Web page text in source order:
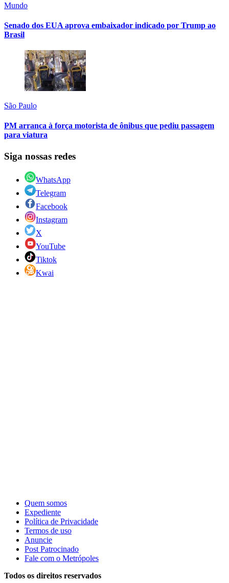
Mundo
Senado dos EUA aprova embaixador indicado por Trump ao
Brasil
São Paulo
PM arranca à força motorista de ônibus que pediu passagem
para viatura
Siga nossas redes
WhatsApp
Telegram
Facebook
Instagram
X
YouTube
Tiktok
Kwai
Quem somos
Expediente
Política de Privacidade
Termos de uso
Anuncie
Post Patrocinado
Fale com o Metrópoles
Todos os direitos reservados